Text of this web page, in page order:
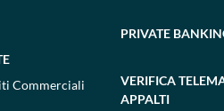
Commerciali
PRIVATE
VERIFICA
APPALTI